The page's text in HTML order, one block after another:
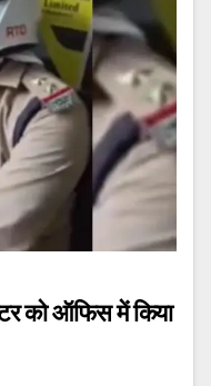
को ऑफिस में किया